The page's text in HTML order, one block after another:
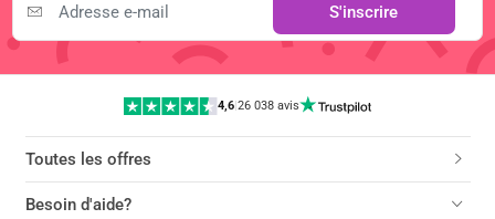
S'inscrire
4,6 |26 038 avis
Toutes les offres
Besoin d'aide?